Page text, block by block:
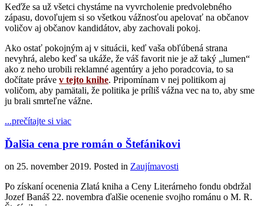
Keďže sa už všetci chystáme na vyvrcholenie predvolebného
zápasu, dovoľujem si so všetkou vážnosťou apelovať na občanov
voličov aj občanov kandidátov, aby zachovali pokoj.
Ako ostať pokojným aj v situácii, keď vaša obľúbená strana
nevyhrá, alebo keď sa ukáže, že váš favorit nie je až taký „lumen“
ako z neho urobili reklamné agentúry a jeho poradcovia, to sa
dočítate práve v tejto knihe. Pripomínam v nej politikom aj
voličom, aby pamätali, že politika je príliš vážna vec na to, aby sme
ju brali smrteľne vážne.
...prečítajte si viac
Ďalšia cena pre román o Štefánikovi
on 25. november 2019. Posted in Zaujímavosti
Po získaní ocenenia Zlatá kniha a Ceny Literárneho fondu obdržal
Jozef Banáš 22. novembra ďalšie ocenenie svojho románu o M. R.